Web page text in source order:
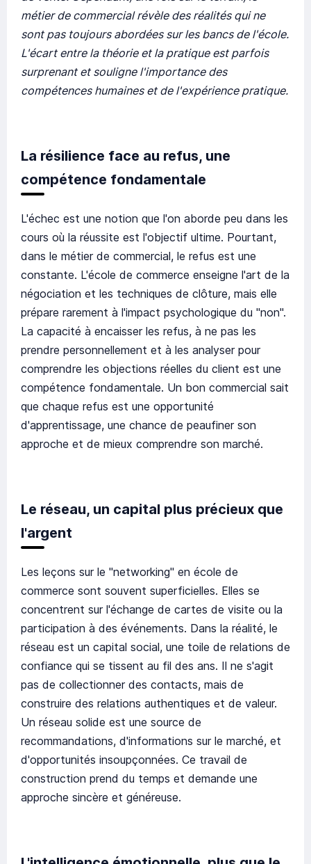
métier de commercial révèle des réalités qui ne
sont pas toujours abordées sur les bancs de l'école.
L'écart entre la théorie et la pratique est parfois
surprenant et souligne l'importance des
compétences humaines et de l'expérience pratique.
La résilience face au refus, une
compétence fondamentale
L'échec est une notion que l'on aborde peu dans les
cours où la réussite est l'objectif ultime. Pourtant,
dans le métier de commercial, le refus est une
constante. L'école de commerce enseigne l'art de la
négociation et les techniques de clôture, mais elle
prépare rarement à l'impact psychologique du "non".
La capacité à encaisser les refus, à ne pas les
prendre personnellement et à les analyser pour
comprendre les objections réelles du client est une
compétence fondamentale. Un bon commercial sait
que chaque refus est une opportunité
d'apprentissage, une chance de peaufiner son
approche et de mieux comprendre son marché.
Le réseau, un capital plus précieux que
l'argent
Les leçons sur le "networking" en école de
commerce sont souvent superficielles. Elles se
concentrent sur l'échange de cartes de visite ou la
participation à des événements. Dans la réalité, le
réseau est un capital social, une toile de relations de
confiance qui se tissent au fil des ans. Il ne s'agit
pas de collectionner des contacts, mais de
construire des relations authentiques et de valeur.
Un réseau solide est une source de
recommandations, d'informations sur le marché, et
d'opportunités insoupçonnées. Ce travail de
construction prend du temps et demande une
approche sincère et généreuse.